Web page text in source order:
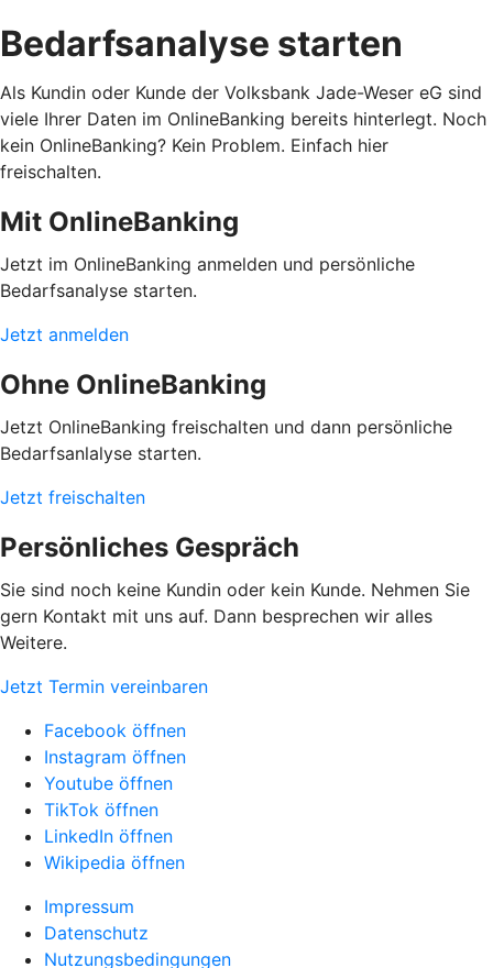
Bedarfsanalyse starten
Als Kundin oder Kunde der Volksbank Jade-Weser eG sind
viele Ihrer Daten im OnlineBanking bereits hinterlegt. Noch
kein OnlineBanking? Kein Problem. Einfach hier
freischalten.
Mit OnlineBanking
Jetzt im OnlineBanking anmelden und persönliche
Bedarfsanalyse starten.
Jetzt anmelden
Ohne OnlineBanking
Jetzt OnlineBanking freischalten und dann persönliche
Bedarfsanlalyse starten.
Jetzt freischalten
Persönliches Gespräch
Sie sind noch keine Kundin oder kein Kunde. Nehmen Sie
gern Kontakt mit uns auf. Dann besprechen wir alles
Weitere.
Jetzt Termin vereinbaren
Facebook öffnen
Instagram öffnen
Youtube öffnen
TikTok öffnen
LinkedIn öffnen
Wikipedia öffnen
Impressum
Datenschutz
Nutzungsbedingungen